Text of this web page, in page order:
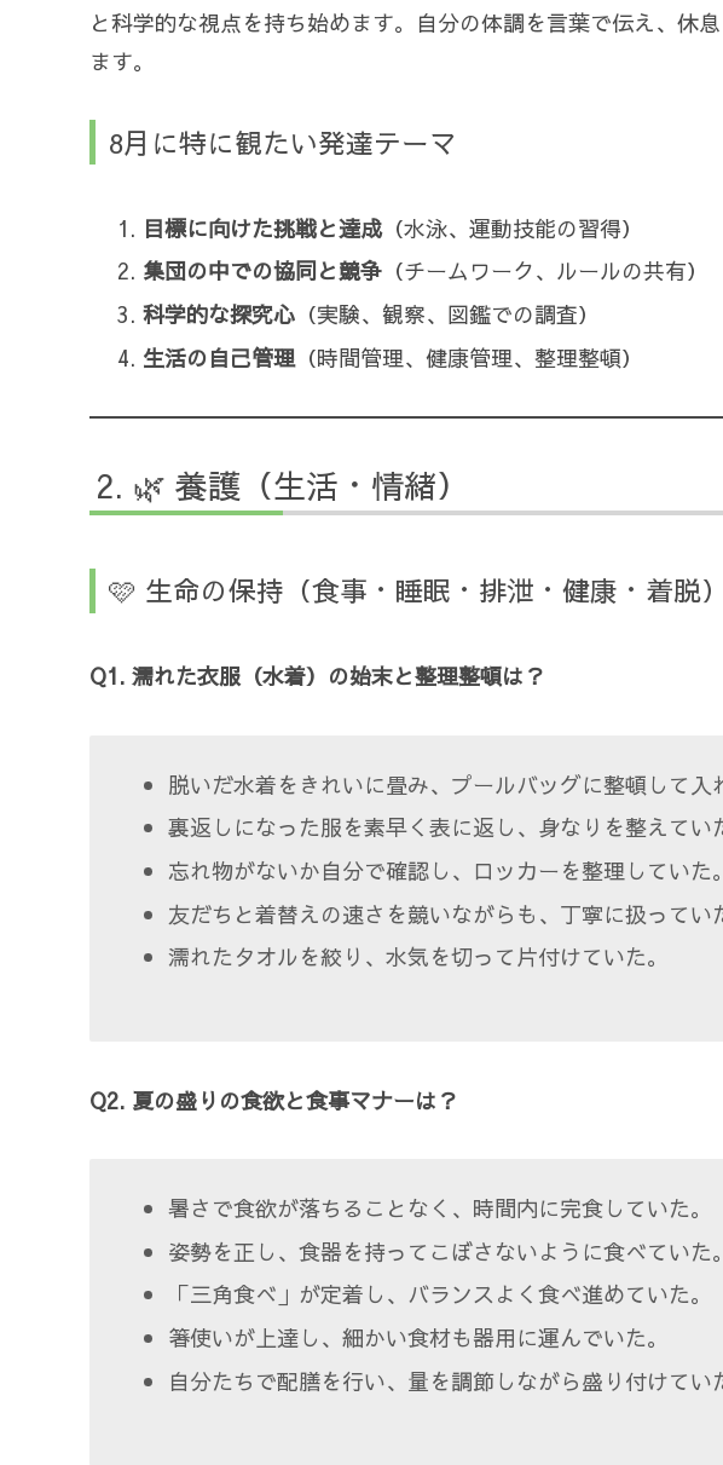
と科学的な視点を持ち始めます。自分の体調を言葉で伝え、休
ます。
8月に特に観たい発達テーマ
目標に向けた挑戦と達成（水泳、運動技能の習得）
集団の中での協同と競争（チームワーク、ルールの共有）
科学的な探究心（実験、観察、図鑑での調査）
生活の自己管理（時間管理、健康管理、整理整頓）
🌿 養護（生活・情緒）
🩷 生命の保持（食事・睡眠・排泄・健康・着脱）
Q1. 濡れた衣服（水着）の始末と整理整頓は？
脱いだ水着をきれいに畳み、プールバッグに整頓して入
裏返しになった服を素早く表に返し、身なりを整えてい
忘れ物がないか自分で確認し、ロッカーを整理していた。
友だちと着替えの速さを競いながらも、丁寧に扱ってい
濡れたタオルを絞り、水気を切って片付けていた。
Q2. 夏の盛りの食欲と食事マナーは？
暑さで食欲が落ちることなく、時間内に完食していた。
姿勢を正し、食器を持ってこぼさないように食べていた。
「三角食べ」が定着し、バランスよく食べ進めていた。
箸使いが上達し、細かい食材も器用に運んでいた。
自分たちで配膳を行い、量を調節しながら盛り付けてい